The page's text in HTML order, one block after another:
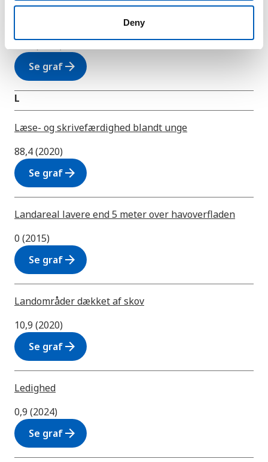
Deny
Se grafarrow_forward
L
Læse- og skrivefærdighed blandt unge
88,4 (2020)
Se grafarrow_forward
Landareal lavere end 5 meter over havoverfladen
0 (2015)
Se grafarrow_forward
Landområder dækket af skov
10,9 (2020)
Se grafarrow_forward
Ledighed
0,9 (2024)
Se grafarrow_forward